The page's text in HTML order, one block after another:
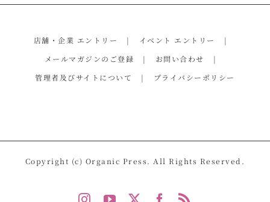
す
店舗・企業 エントリー
イベント エントリー
メールマガジンのご登録
お問い合わせ
管理者及びサイトについて
プライバシーポリシー
Copyright (c) Organic Press. All Rights Reserved.
InstagramYouTube Facebook